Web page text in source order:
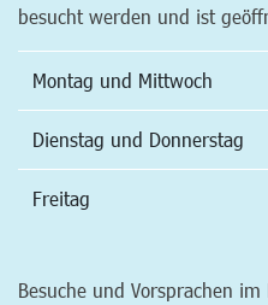
besucht werden und ist
Montag und Mittwoch
Dienstag und Donnerstag
Freitag
Besuche und Vorsprachen